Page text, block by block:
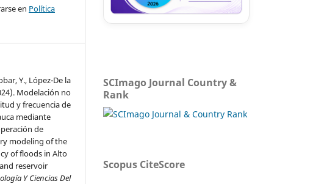
en Política
Y., López-De la
Modelación no
y frecuencia de
mediante
de
modeling of the
of floods in Alto
reservoir
Y Ciencias Del
SCImago Journal Country &
Rank
Scopus CiteScore